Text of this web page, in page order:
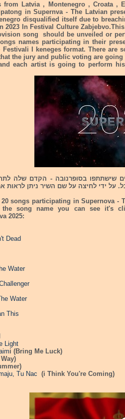
from Latvia , Montenegro , Croata ,
in Supernva - The Latvian
disqualified itself due to
2023 In Festival Culture
song should be unveiled or
names participating in their
I keneges format. There are
the jury and public voting are
and each artist is going to perform
על ידי לחיצה על שם השיר ניתן לראות
songs participating in Supernova -
the song name you can see it's
2025:
Dead
Water
Water
This
Light
i (Bring Me Luck)
Tu Nac (i Think You're Coming)